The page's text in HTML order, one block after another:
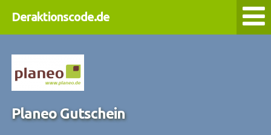
Deraktionscode.de
Planeo Gutschein